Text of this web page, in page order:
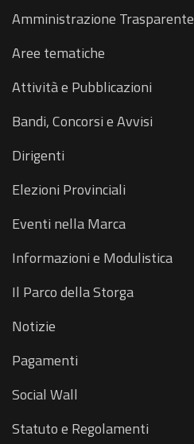
Amministrazione Trasparente
Aree tematiche
Attività e Pubblicazioni
Bandi, Concorsi e Avvisi
Dirigenti
Elezioni Provinciali
Eventi nella Marca
Informazioni e Modulistica
Il Parco della Storga
Notizie
Pagamenti
Social Wall
Statuto e Regolamenti